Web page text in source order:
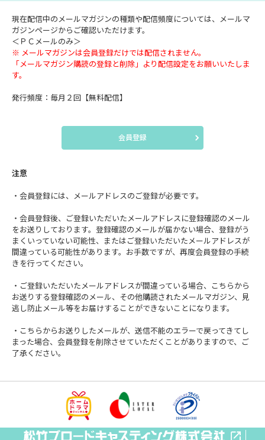
現在配信中のメールマガジンの種類や配信頻度については、メールマ
ガジンページからご確認いただけます。
＜ＰＣメールのみ＞
※ メールマガジンは会員登録だけでは配信されません。
「メールマガジン購読の登録と削除」より配信設定をお願いいたしま
す。
発行頻度：毎月２回【無料配信】
会員登録
注意
・会員登録には、メールアドレスのご登録が必要です。
・会員登録後、ご登録いただいたメールアドレスに登録確認のメール
をお送りしております。登録確認のメールが届かない場合、登録がう
まくいっていない可能性、またはご登録いただいたメールアドレスが
間違っている可能性があります。お手数ですが、再度会員登録の手続
きを行ってください。
・ご登録いただいたメールアドレスが間違っている場合、こちらから
お送りする登録確認のメール、その他購読されたメールマガジン、見
逃し防止メール等をお届けすることができないことになります。
・こちらからお送りしたメールが、送信不能のエラーで戻ってきてし
まった場合、会員登録を削除させていただくことがありますので、ご
了承ください。